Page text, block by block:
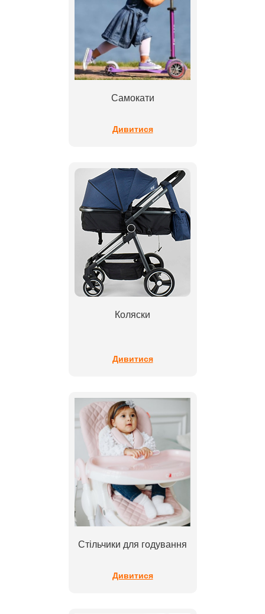
Самокати
Дивитися
Коляски
Дивитися
Стільчики для годування
Дивитися